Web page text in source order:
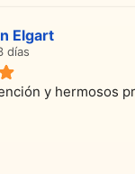
y hermosos